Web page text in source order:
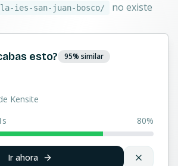
ies-san-juan-bosco/ no existe
esto? 95% similar
Kensite
80%
Ir ahora